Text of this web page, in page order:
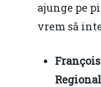
ajunge pe
vrem să